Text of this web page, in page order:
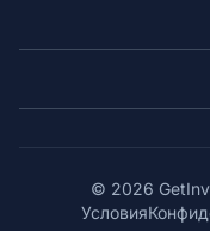
© 2026
Условия